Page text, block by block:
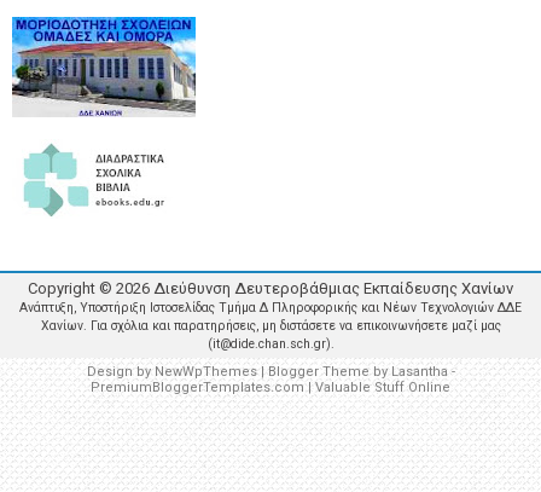
Copyright © 2026 Διεύθυνση Δευτεροβάθμιας Εκπαίδευσης Χανίων
Ανάπτυξη, Υποστήριξη Ιστοσελίδας Τμήμα Δ Πληροφορικής και Νέων Τεχνολογιών ΔΔΕ
Χανίων. Για σχόλια και παρατηρήσεις, μη διστάσετε να επικοινωνήσετε μαζί μας
(it@dide.chan.sch.gr).
Design byNewWpThemes| Blogger Theme by Lasantha-
PremiumBloggerTemplates.com| Valuable Stuff Online